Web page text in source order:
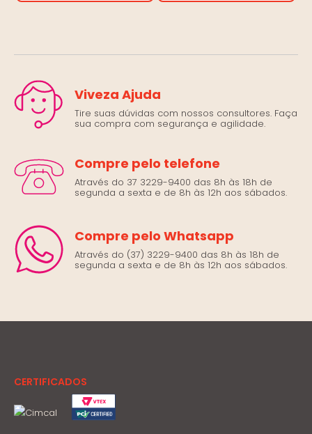
Viveza Ajuda
Tire suas dúvidas com nossos consultores. Faça
sua compra com segurança e agilidade.
Compre pelo telefone
Através do 37 3229-9400 das 8h às 18h de
segunda a sexta e de 8h às 12h aos sábados.
Compre pelo Whatsapp
Através do (37) 3229-9400 das 8h às 18h de
segunda a sexta e de 8h às 12h aos sábados.
CERTIFICADOS